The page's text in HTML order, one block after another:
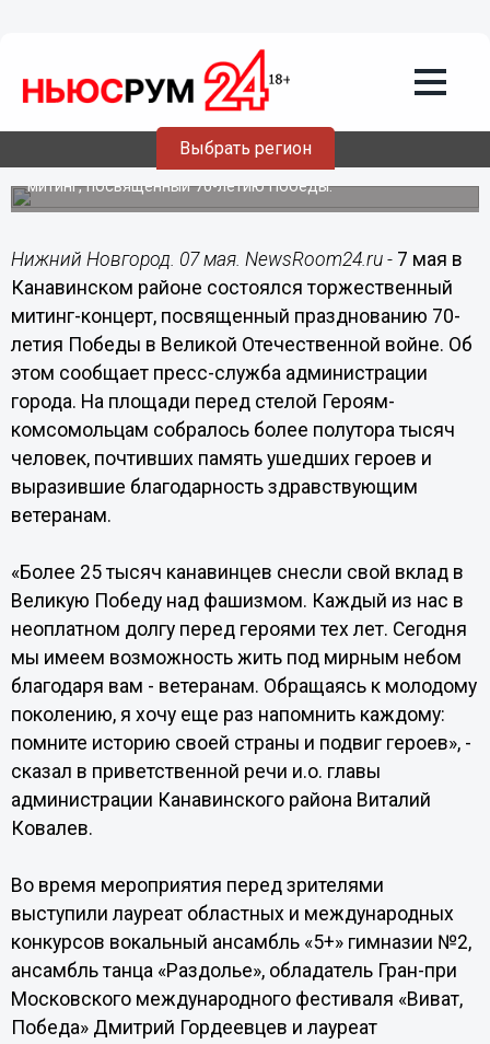
Выбрать регион
Более 25 тысяч канавинцев внесли
свой вклад в Великую Победу, и мы в
неоплатном долгу перед ними, -
Ковалев
В Канавинском районе состоялся торжественный
митинг, посвященный 70-летию Победы.
Нижний Новгород. 07 мая. NewsRoom24.ru - 7 мая в
Канавинском районе состоялся торжественный
митинг-концерт, посвященный празднованию 70-
летия Победы в Великой Отечественной войне. Об
этом сообщает пресс-служба администрации
города. На площади перед стелой Героям-
комсомольцам собралось более полутора тысяч
человек, почтивших память ушедших героев и
выразившие благодарность здравствующим
ветеранам.
«Более 25 тысяч канавинцев снесли свой вклад в
Великую Победу над фашизмом. Каждый из нас в
неоплатном долгу перед героями тех лет. Сегодня
мы имеем возможность жить под мирным небом
благодаря вам - ветеранам. Обращаясь к молодому
поколению, я хочу еще раз напомнить каждому:
помните историю своей страны и подвиг героев», -
сказал в приветственной речи и.о. главы
администрации Канавинского района Виталий
Ковалев.
Во время мероприятия перед зрителями
выступили лауреат областных и международных
конкурсов вокальный ансамбль «5+» гимназии №2,
ансамбль танца «Раздолье», обладатель Гран-при
Московского международного фестиваля «Виват,
Победа» Дмитрий Гордеевцев и лауреат